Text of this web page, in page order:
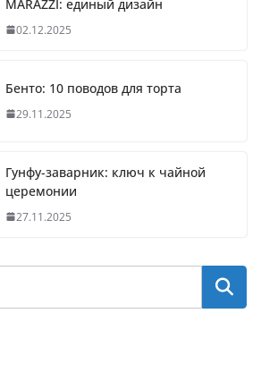
MARAZZI: единый дизайн
02.12.2025
Бенто: 10 поводов для торта
29.11.2025
Гунфу-заварник: ключ к чайной
церемонии
27.11.2025